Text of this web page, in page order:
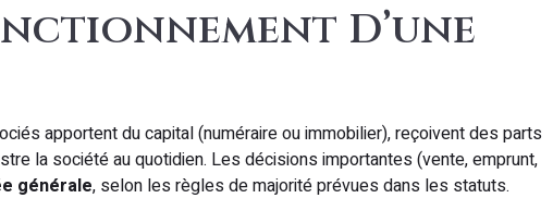
D’une
apportent du capital (numéraire ou immobilier), reçoivent des parts
la société au quotidien. Les décisions importantes (vente, emprunt,
générale, selon les règles de majorité prévues dans les statuts.